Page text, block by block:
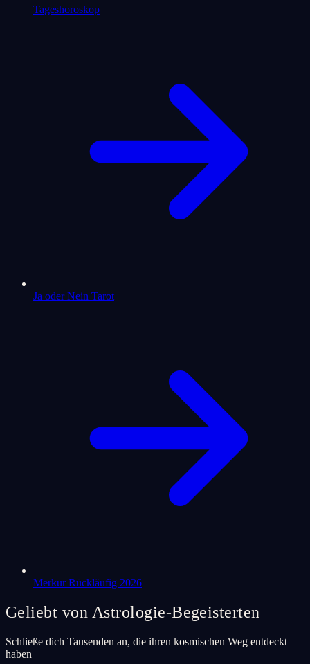
Tageshoroskop
Ja oder Nein Tarot
Merkur Rückläufig 2026
Geliebt von Astrologie-Begeisterten
Schließe dich Tausenden an, die ihren kosmischen Weg entdeckt
haben